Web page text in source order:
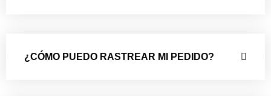
¿CÓMO PUEDO RASTREAR MI PEDIDO?